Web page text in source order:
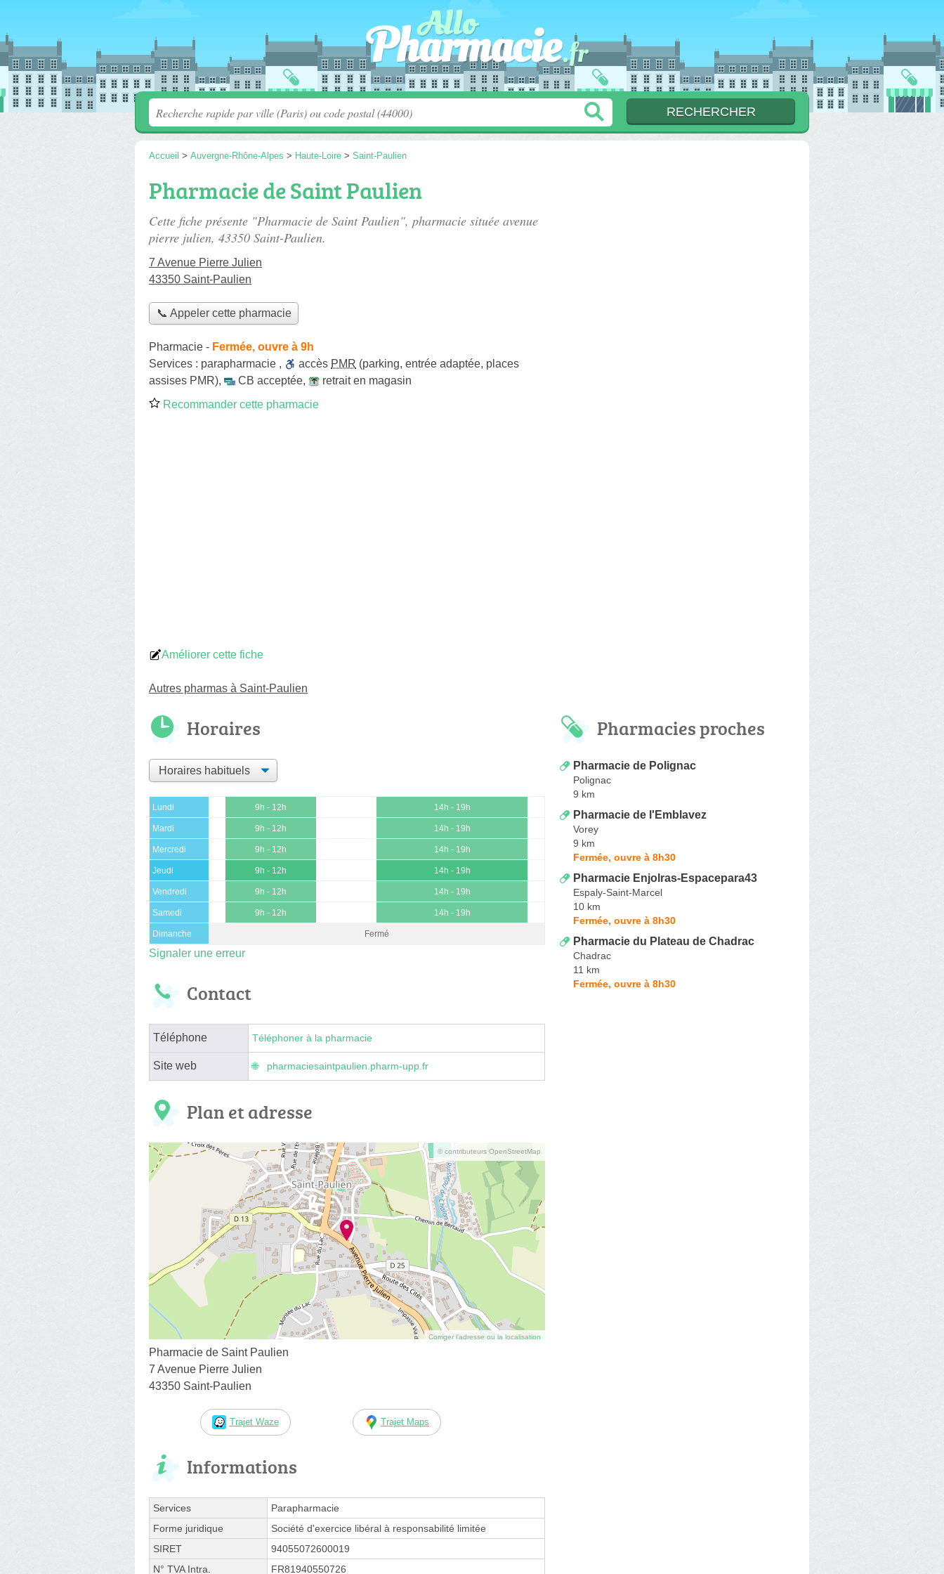
Accueil > Auvergne-Rhône-Alpes > Haute-Loire > Saint-Paulien
Pharmacie de Saint Paulien
Cette fiche présente "Pharmacie de Saint Paulien", pharmacie située avenue
pierre julien, 43350 Saint-Paulien.
7 Avenue Pierre Julien
43350 Saint-Paulien
📞 Appeler cette pharmacie
Pharmacie - Fermée, ouvre à 9h
Services : parapharmacie , accès PMR (parking, entrée adaptée, places
assises PMR), CB acceptée,
retrait en magasin
Recommander cette pharmacie
Améliorer cette fiche
Autres pharmas à Saint-Paulien
Horaires
Lundi 9h - 12h 14h - 19h
Mardi 9h - 12h 14h - 19h
Mercredi 9h - 12h 14h - 19h
Jeudi 9h - 12h 14h - 19h
Vendredi 9h - 12h 14h - 19h
Samedi 9h - 12h 14h - 19h
Dimanche Fermé
Signaler une erreur
Contact
Téléphone Téléphoner à la pharmacie
Site web pharmaciesaintpaulien.pharm-upp.fr
Plan et adresse
© contributeurs OpenStreetMap
Corriger l’adresse ou la localisation
Pharmacie de Saint Paulien
7 Avenue Pierre Julien
43350 Saint-Paulien
Trajet Waze Trajet Maps
Informations
Services
Parapharmacie
Forme juridique
Société d'exercice libéral à responsabilité limitée
SIRET
94055072600019
N° TVA Intra.
FR81940550726
Pharmacies proches
Pharmacie de Polignac
Polignac
9 km
Pharmacie de l'Emblavez
Vorey
9 km
Fermée, ouvre à 8h30
Pharmacie Enjolras-Espacepara43
Espaly-Saint-Marcel
10 km
Fermée, ouvre à 8h30
Pharmacie du Plateau de Chadrac
Chadrac
11 km
Fermée, ouvre à 8h30